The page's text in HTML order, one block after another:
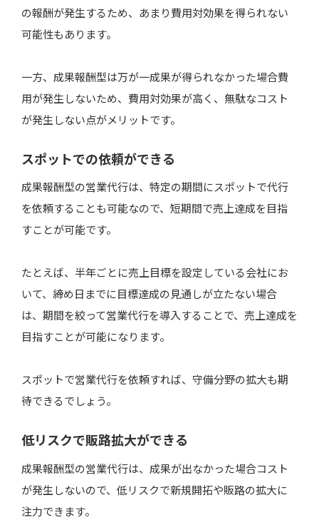
の報酬が発生するため、あまり費用対効果を得られない
可能性もあります。
一方、成果報酬型は万が一成果が得られなかった場合費
用が発生しないため、費用対効果が高く、無駄なコスト
が発生しない点がメリットです。
スポットでの依頼ができる
成果報酬型の営業代行は、特定の期間にスポットで代行
を依頼することも可能なので、短期間で売上達成を目指
すことが可能です。
たとえば、半年ごとに売上目標を設定している会社にお
いて、締め日までに目標達成の見通しが立たない場合
は、期間を絞って営業代行を導入することで、売上達成を
目指すことが可能になります。
スポットで営業代行を依頼すれば、守備分野の拡大も期
待できるでしょう。
低リスクで販路拡大ができる
成果報酬型の営業代行は、成果が出なかった場合コスト
が発生しないので、低リスクで新規開拓や販路の拡大に
注力できます。